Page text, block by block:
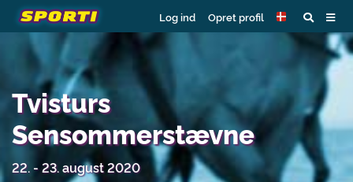
Log ind Opret profil
Tvisturs
Sensommerstævne
22. - 23. august 2020